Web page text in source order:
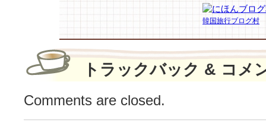
愛
車
韓国旅行ブログ村
トラックバック & コメ
Comments are closed.